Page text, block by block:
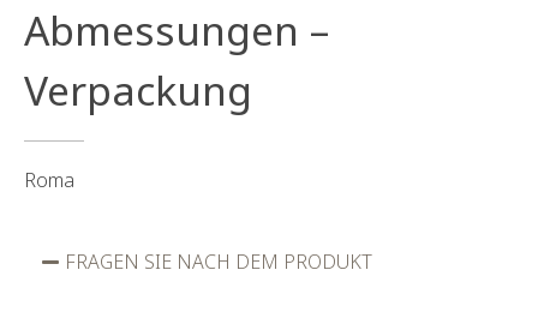
Abmessungen –
Verpackung
Roma
FRAGEN SIE NACH DEM PRODUKT